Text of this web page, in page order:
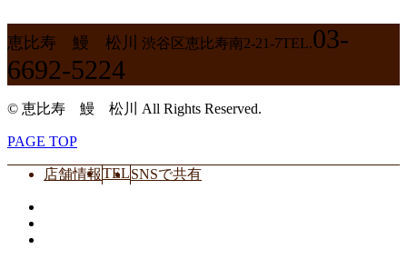
恵比寿 鰻 松川 渋谷区恵比寿南2-21-7TEL.03-
6692-5224
© 恵比寿 鰻 松川 All Rights Reserved.
PAGE TOP
店舗情報TELSNSで共有